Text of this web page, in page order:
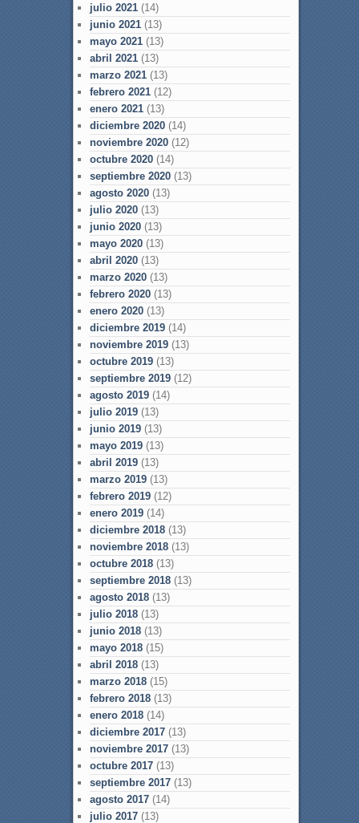
julio 2021(14)
junio 2021(13)
mayo 2021(13)
abril 2021(13)
marzo 2021(13)
febrero 2021(12)
enero 2021(13)
diciembre 2020(14)
noviembre 2020(12)
octubre 2020(14)
septiembre 2020(13)
agosto 2020(13)
julio 2020(13)
junio 2020(13)
mayo 2020(13)
abril 2020(13)
marzo 2020(13)
febrero 2020(13)
enero 2020(13)
diciembre 2019(14)
noviembre 2019(13)
octubre 2019(13)
septiembre 2019(12)
agosto 2019(14)
julio 2019(13)
junio 2019(13)
mayo 2019(13)
abril 2019(13)
marzo 2019(13)
febrero 2019(12)
enero 2019(14)
diciembre 2018(13)
noviembre 2018(13)
octubre 2018(13)
septiembre 2018(13)
agosto 2018(13)
julio 2018(13)
junio 2018(13)
mayo 2018(15)
abril 2018(13)
marzo 2018(15)
febrero 2018(13)
enero 2018(14)
diciembre 2017(13)
noviembre 2017(13)
octubre 2017(13)
septiembre 2017(13)
agosto 2017(14)
julio 2017(13)